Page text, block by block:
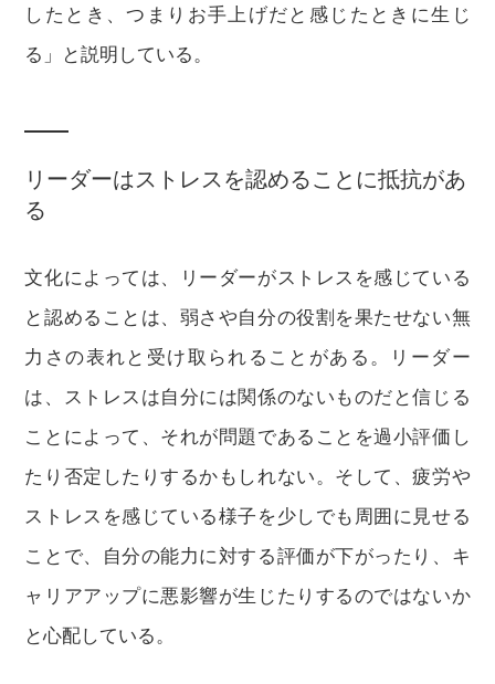
したとき、つまりお手上げだと感じたときに生じ
る」と説明している。
リーダーはストレスを認めることに抵抗があ
る
文化によっては、リーダーがストレスを感じている
と認めることは、弱さや自分の役割を果たせない無
力さの表れと受け取られることがある。リーダー
は、ストレスは自分には関係のないものだと信じる
ことによって、それが問題であることを過小評価し
たり否定したりするかもしれない。そして、疲労や
ストレスを感じている様子を少しでも周囲に見せる
ことで、自分の能力に対する評価が下がったり、キ
ャリアアップに悪影響が生じたりするのではないか
と心配している。